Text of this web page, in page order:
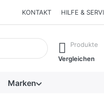
KONTAKT HILFE &
erste
Produkte
Vergleichen
Marken